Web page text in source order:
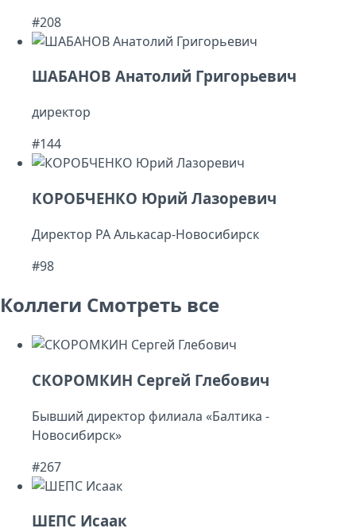
#208
ШАБАНОВ Анатолий Григорьевич
директор
#144
КОРОБЧЕНКО Юрий Лазоревич
Директор РА Алькасар-Новосибирск
#98
Коллеги Смотреть все
СКОРОМКИН Сергей Глебович
Бывший директор филиала «Балтика -
Новосибирск»
#267
ШЕПС Исаак